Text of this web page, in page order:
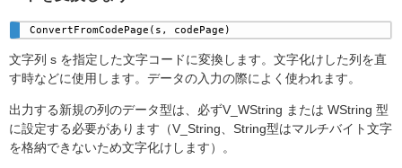
ConvertFromCodePage(s, codePage)
文字列 s を指定した文字コードに変換します。文字化けした列を直
す時などに使用します。データの入力の際によく使われます。
出力する新規の列のデータ型は、必ずV_WString または WString 型
に設定する必要があります（V_String、String型はマルチバイト文字
を格納できないため文字化けします）。